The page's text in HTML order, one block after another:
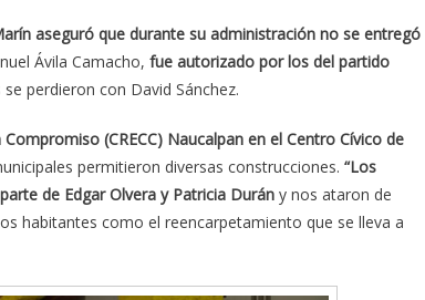
aseguró que durante su administración no se entregó
Ávila Camacho, fue autorizado por los del partido
perdieron con David Sánchez.
(CRECC) Naucalpan en el Centro Cívico de
permitieron diversas construcciones. “Los
de Edgar Olvera y Patricia Durán y nos ataron de
habitantes como el reencarpetamiento que se lleva a